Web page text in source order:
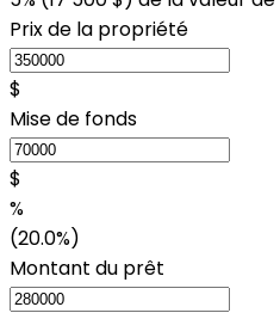
Prix de la propriété
$
Mise de fonds
$
%
(20.0%)
Montant du prêt